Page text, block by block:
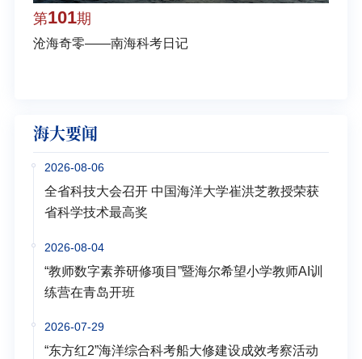
第101期
沧海奇零——南海科考日记
海大要闻
2026-08-06
全省科技大会召开 中国海洋大学崔洪芝教授荣获
省科学技术最高奖
2026-08-04
“教师数字素养研修项目”暨海尔希望小学教师AI训
练营在青岛开班
2026-07-29
“东方红2”海洋综合科考船大修建设成效考察活动